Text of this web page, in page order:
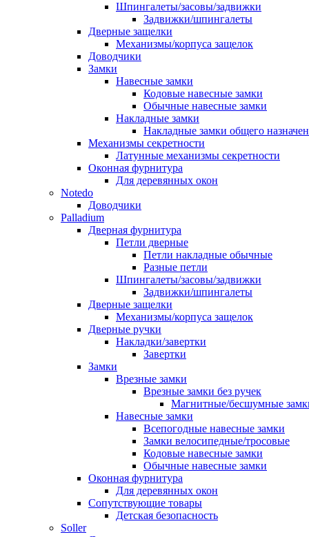
Шпингалеты/засовы/задвижки
Задвижки/шпингалеты
Дверные защелки
Механизмы/корпуса защелок
Доводчики
Замки
Навесные замки
Кодовые навесные замки
Обычные навесные замки
Накладные замки
Накладные замки общего
Механизмы секретности
Латунные механизмы секретности
Оконная фурнитура
Для деревянных окон
Notedo
Доводчики
Palladium
Дверная фурнитура
Петли дверные
Петли накладные обычные
Разные петли
Шпингалеты/засовы/задвижки
Задвижки/шпингалеты
Дверные защелки
Механизмы/корпуса защелок
Дверные ручки
Накладки/завертки
Завертки
Замки
Врезные замки
Врезные замки без ручек
Магнитные/бесшумные
Навесные замки
Всепогодные навесные замки
Замки велосипедные/тросовые
Кодовые навесные замки
Обычные навесные замки
Оконная фурнитура
Для деревянных окон
Сопутствующие товары
Детская безопасность
Soller